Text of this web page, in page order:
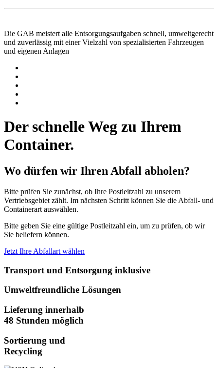
Die GAB meistert alle Entsorgungsaufgaben schnell, umweltgerecht
und zuverlässig mit einer Vielzahl von spezialisierten Fahrzeugen
und eigenen Anlagen
Der schnelle Weg zu Ihrem
Container.
Wo dürfen wir Ihren Abfall abholen?
Bitte prüfen Sie zunächst, ob Ihre Postleitzahl zu unserem
Vertriebsgebiet zählt. Im nächsten Schritt können Sie die Abfall- und
Containerart auswählen.
Bitte geben Sie eine gültige Postleitzahl ein, um zu prüfen, ob wir
Sie beliefern können.
Jetzt Ihre Abfallart wählen
Transport und Entsorgung inklusive
Umweltfreundliche Lösungen
Lieferung innerhalb
48 Stunden möglich
Sortierung und
Recycling